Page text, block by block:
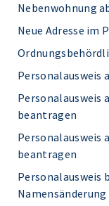
Nebenwohnung
Neue Adresse im
Personalausweis
Personalausweis
beantragen
Personalausweis
beantragen
Personalausweis
Namensänderung